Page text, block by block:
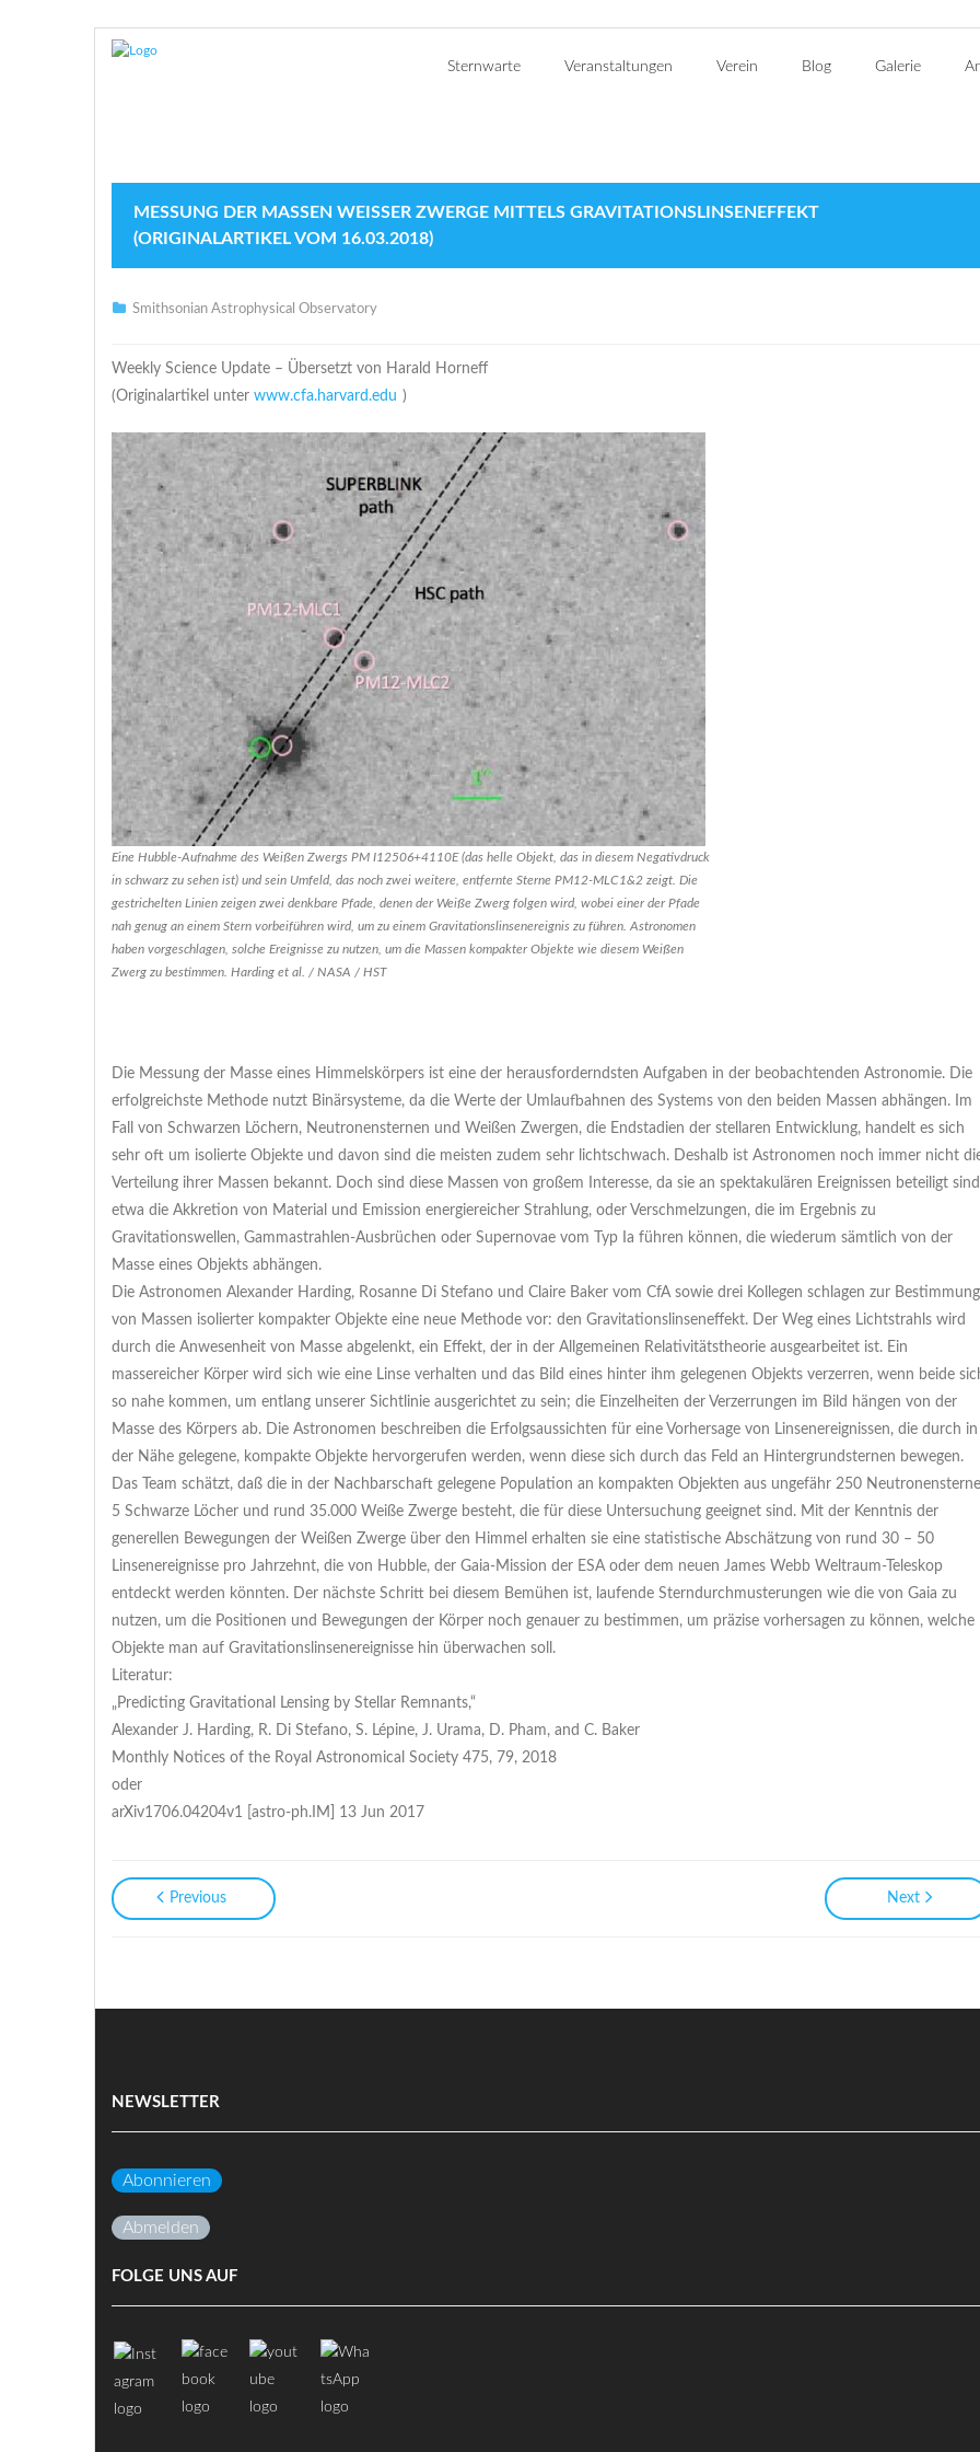
Sternwarte Veranstaltungen Verein Blog Galerie
MESSUNG DER MASSEN WEISSER ZWERGE MITTELS GRAVITATIONSLINSENEFFEKT (
ORIGINALARTIKEL VOM 16.03.2018)
Smithsonian Astrophysical Observatory
Weekly Science Update – Übersetzt von Harald Horneff
(Originalartikel unter www.cfa.harvard.edu )
Eine Hubble-Aufnahme des Weißen Zwergs PM I12506+4110E (das helle Objekt, das in diesem Negativdruck
in schwarz zu sehen ist) und sein Umfeld, das noch zwei weitere, entfernte Sterne PM12-MLC1&2 zeigt. Die
gestrichelten Linien zeigen zwei denkbare Pfade, denen der Weiße Zwerg folgen wird, wobei einer der Pfade
nah genug an einem Stern vorbeiführen wird, um zu einem Gravitationslinsenereignis zu führen. Astronomen
haben vorgeschlagen, solche Ereignisse zu nutzen, um die Massen kompakter Objekte wie diesem Weißen
Zwerg zu bestimmen. Harding et al. / NASA / HST
Die Messung der Masse eines Himmelskörpers ist eine der herausforderndsten Aufgaben in der beobachtenden Astronomie. Die
erfolgreichste Methode nutzt Binärsysteme, da die Werte der Umlaufbahnen des Systems von den beiden Massen abhängen. Im
Fall von Schwarzen Löchern, Neutronensternen und Weißen Zwergen, die Endstadien der stellaren Entwicklung, handelt es sich
sehr oft um isolierte Objekte und davon sind die meisten zudem sehr lichtschwach. Deshalb ist Astronomen noch immer nicht
Verteilung ihrer Massen bekannt. Doch sind diese Massen von großem Interesse, da sie an spektakulären Ereignissen beteiligt
etwa die Akkretion von Material und Emission energiereicher Strahlung, oder Verschmelzungen, die im Ergebnis zu
Gravitationswellen, Gammastrahlen-Ausbrüchen oder Supernovae vom Typ Ia führen können, die wiederum sämtlich von der
Masse eines Objekts abhängen.
Die Astronomen Alexander Harding, Rosanne Di Stefano und Claire Baker vom CfA sowie drei Kollegen schlagen zur Bestimmung
von Massen isolierter kompakter Objekte eine neue Methode vor: den Gravitationslinseneffekt. Der Weg eines Lichtstrahls wird
durch die Anwesenheit von Masse abgelenkt, ein Effekt, der in der Allgemeinen Relativitätstheorie ausgearbeitet ist. Ein
massereicher Körper wird sich wie eine Linse verhalten und das Bild eines hinter ihm gelegenen Objekts verzerren, wenn beide
so nahe kommen, um entlang unserer Sichtlinie ausgerichtet zu sein; die Einzelheiten der Verzerrungen im Bild hängen von der
Masse des Körpers ab. Die Astronomen beschreiben die Erfolgsaussichten für eine Vorhersage von Linsenereignissen, die durch in
der Nähe gelegene, kompakte Objekte hervorgerufen werden, wenn diese sich durch das Feld an Hintergrundsternen bewegen.
Das Team schätzt, daß die in der Nachbarschaft gelegene Population an kompakten Objekten aus ungefähr 250
5 Schwarze Löcher und rund 35.000 Weiße Zwerge besteht, die für diese Untersuchung geeignet sind. Mit der Kenntnis der
generellen Bewegungen der Weißen Zwerge über den Himmel erhalten sie eine statistische Abschätzung von rund 30 – 50
Linsenereignisse pro Jahrzehnt, die von Hubble, der Gaia-Mission der ESA oder dem neuen James Webb Weltraum-Teleskop
entdeckt werden könnten. Der nächste Schritt bei diesem Bemühen ist, laufende Sterndurchmusterungen wie die von Gaia zu
nutzen, um die Positionen und Bewegungen der Körper noch genauer zu bestimmen, um präzise vorhersagen zu können, welche
Objekte man auf Gravitationslinsenereignisse hin überwachen soll.
Literatur:
„Predicting Gravitational Lensing by Stellar Remnants,“
Alexander J. Harding, R. Di Stefano, S. Lépine, J. Urama, D. Pham, and C. Baker
Monthly Notices of the Royal Astronomical Society 475, 79, 2018
oder
arXiv1706.04204v1 [astro-ph.IM] 13 Jun 2017
Previous Next
NEWSLETTER
Abonnieren
Abmelden
FOLGE UNS AUF